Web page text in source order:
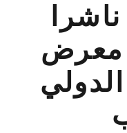
مشاركة 12 ناشرا
معرض